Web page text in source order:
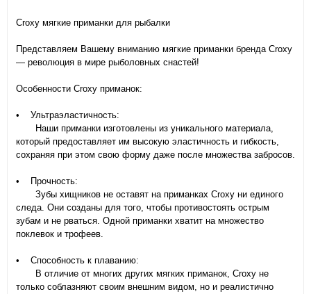
Croxy мягкие приманки для рыбалки
Представляем Вашему вниманию мягкие приманки бренда Croxy
— революция в мире рыболовных снастей!
Особенности Croxy приманок:
• Ультраэластичность:
Наши приманки изготовлены из уникального материала,
который предоставляет им высокую эластичность и гибкость,
сохраняя при этом свою форму даже после множества забросов.
• Прочность:
Зубы хищников не оставят на приманках Croxy ни единого
следа. Они созданы для того, чтобы противостоять острым
зубам и не рваться. Одной приманки хватит на множество
поклевок и трофеев.
• Способность к плаванию:
В отличие от многих других мягких приманок, Croxy не
только соблазняют своим внешним видом, но и реалистично